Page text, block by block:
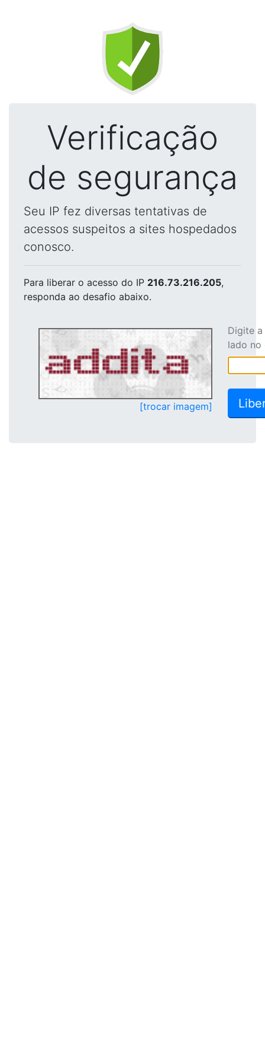
Verificação
de segurança
Seu IP fez diversas tentativas de
acessos suspeitos a sites hospedados
conosco.
Para liberar o acesso do IP 216.73.216.205,
responda ao desafio abaixo.
[trocar imagem]
Digite
lado no